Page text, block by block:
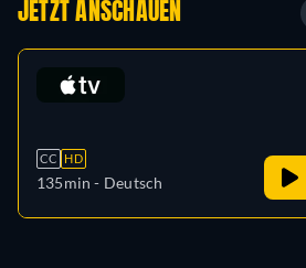
JETZT ANSCHAUEN
CC HD
135min - Deutsch